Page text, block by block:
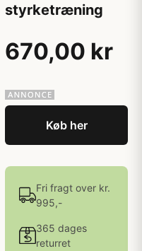
styrketræning
670,00 kr
Køb her
Fri fragt over kr.
995,-
365 dages
returret